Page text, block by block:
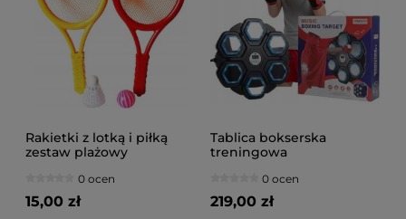
Rakietki z lotką i piłką
zestaw plażowy
0 ocen
15,00 zł
Tablica bokserska
treningowa
0 ocen
219,00 zł